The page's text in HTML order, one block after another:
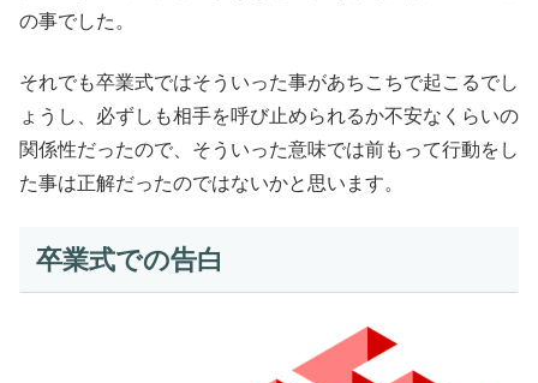
の事でした。
それでも卒業式ではそういった事があちこちで起こるでし
ょうし、必ずしも相手を呼び止められるか不安なくらいの
関係性だったので、そういった意味では前もって行動をし
た事は正解だったのではないかと思います。
卒業式での告白